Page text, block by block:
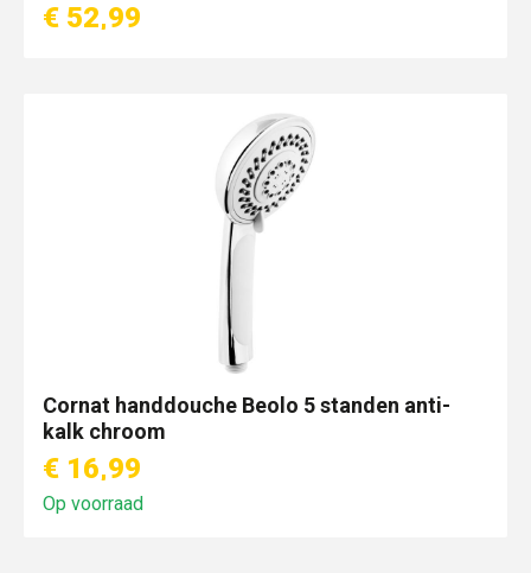
€ 52,99
Cornat handdouche Beolo 5 standen anti-
kalk chroom
€ 16,99
Op voorraad